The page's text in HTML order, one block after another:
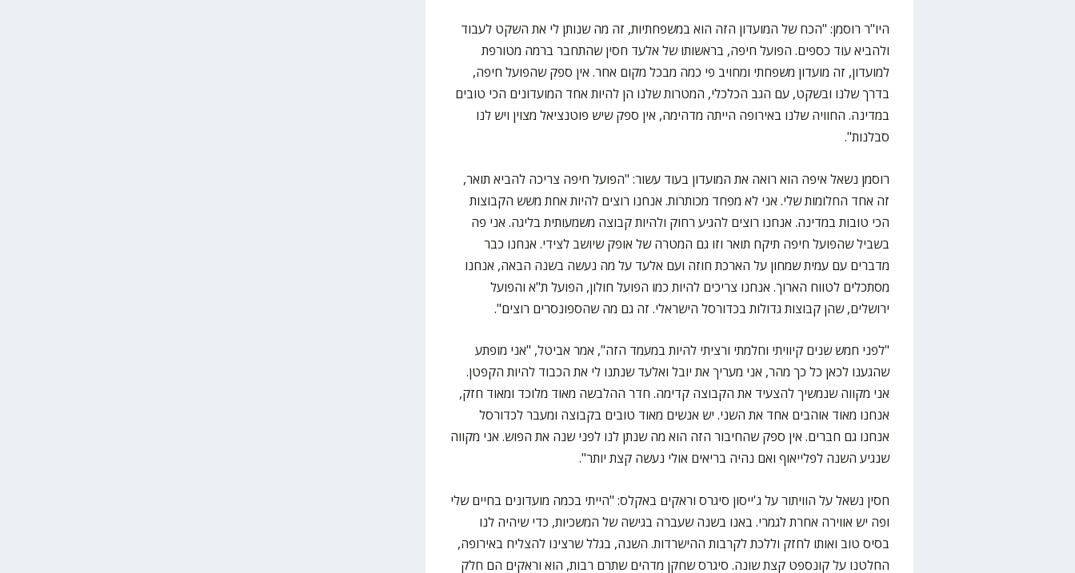
היו"ר רוסמן: "הכח של המועדון הזה הוא במשפחתיות, זה מה שנותן לי את השקט לעבוד
ולהביא עוד כספים. הפועל חיפה, בראשותו של אלעד חסין שהתחבר ברמה מטורפת
למועדון, זה מועדון משפחתי ומחויב פי כמה מבכל מקום אחר. אין ספק שהפועל חיפה,
בדרך שלנו ובשקט, עם הגב הכלכלי, המטרות שלנו הן להיות אחד המועדונים הכי טובים
במדינה. החוויה שלנו באירופה הייתה מדהימה, אין ספק שיש פוטנציאל מצוין ויש לנו
סבלנות".
רוסמן נשאל איפה הוא רואה את המועדון בעוד עשור: "הפועל חיפה צריכה להביא תואר,
זה אחד החלומות שלי. אני לא מפחד מכותרות. אנחנו רוצים להיות אחת משש הקבוצות
הכי טובות במדינה. אנחנו רוצים להגיע רחוק ולהיות קבוצה משמעותית בליגה. אני פה
בשביל שהפועל חיפה תיקח תואר וזו גם המטרה של אופק שיושב לצידי. אנחנו כבר
מדברים עם עמית שמחון על הארכת חוזה ועם אלעד על מה נעשה בשנה הבאה, אנחנו
מסתכלים לטווח הארוך. אנחנו צריכים להיות כמו הפועל חולון, הפועל ת"א והפועל
ירושלים, שהן קבוצות גדולות בכדורסל הישראלי. זה גם מה שהספונסרים רוצים".
"לפני חמש שנים קיוויתי וחלמתי ורציתי להיות במעמד הזה", אמר אביטל, "אני מופתע
שהגענו לכאן כל כך מהר, אני מעריך את יובל ואלעד שנתנו לי את הכבוד להיות הקפטן.
אני מקווה שנמשיך להצעיד את הקבוצה קדימה. חדר ההלבשה מאוד מלוכד ומאוד חזק,
אנחנו מאוד אוהבים אחד את השני. יש אנשים מאוד טובים בקבוצה ומעבר לכדורסל
אנחנו גם חברים. אין ספק שהחיבור הזה הוא מה שנתן לנו לפני שנה את הפוש. אני מקווה
שנגיע השנה לפלייאוף ואם נהיה בריאים אולי נעשה קצת יותר".
חסין נשאל על הוויתור על ג'ייסון סיגרס וראקים באקלס: "הייתי בכמה מועדונים בחיים שלי
ופה יש אווירה אחרת לגמרי. באנו בשנה שעברה בגישה של המשכיות, כדי שיהיה לנו
בסיס טוב ואותו לחזק וללכת לקרבות ההישרדות. השנה, בגלל שרצינו להצליח באירופה,
החלטנו על קונספט קצת שונה. סיגרס שחקן מדהים שתרם רבות, הוא וראקים הם חלק